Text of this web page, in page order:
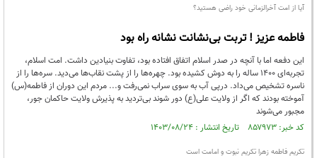
آیا از امت آخرالزمانی خود راضی هستید؟
فاطمه عزیز ! تربت بی‌نشانت نشانه راه بود
این دفعه اما با آنچه در صدر اسلام اتفاق افتاده بود، تفاوت بنیادین داشت. امت اسلام،
تجربه‌ای ۱۴۰۰ ساله را به دوش کشیده بود. چهره‌ها را از پشت نقاب‌ها می‌دید. سره‌ها را از
ناسره تشخیص می‌داد. درپی آب به سوی سراب نمی‌رفت و‌... مردم این دوران از فاطمه‌(س)
آموخته بودند که اگر از ولایت علی(ع) دور شوند بی‌تردید به پذیرش ولایت حاکمان جور،
مجبور می‌شوند
کد خبر: ۸۵۷۹۷۳ تاریخ انتشار : ۱۴۰۳/۰۸/۲۴
تکریم فاطمه زهرا تکریم نبوت و امامت است